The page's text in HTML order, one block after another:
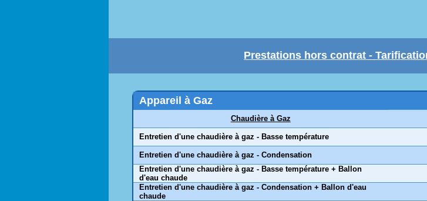
Prestations hors contrat -
Appareil à Gaz
Chaudière à Gaz
Entretien d'une chaudière à gaz - Basse température
Entretien d'une chaudière à gaz - Condensation
Entretien d'une chaudière à gaz - Basse température + Ballon
d'eau chaude
Entretien d'une chaudière à gaz - Condensation + Ballon d'eau
chaude